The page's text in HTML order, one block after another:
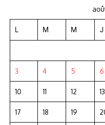
L M M J
3 4 5 6
10 11 12 13
17 18 19